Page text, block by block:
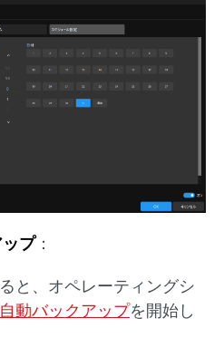
プ：
と、オペレーティングシ
自動バックアップを開始し